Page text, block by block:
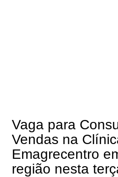
Vaga para
Vendas na
Emagrecentro
região nesta